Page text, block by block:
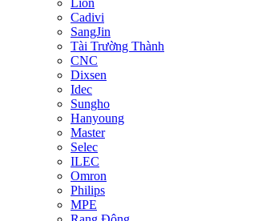
Lion
Cadivi
SangJin
Tài Trường Thành
CNC
Dixsen
Idec
Sungho
Hanyoung
Master
Selec
ILEC
Omron
Philips
MPE